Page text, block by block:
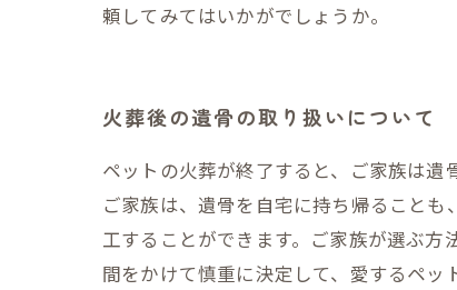
頼してみてはいかがでしょうか。
火葬後の遺骨の取り扱いについて
ペットの火葬が終了すると、ご家族は遺
ご家族は、遺骨を自宅に持ち帰ること
工することができます。ご家族が選ぶ
間をかけて慎重に決定して、愛するペッ